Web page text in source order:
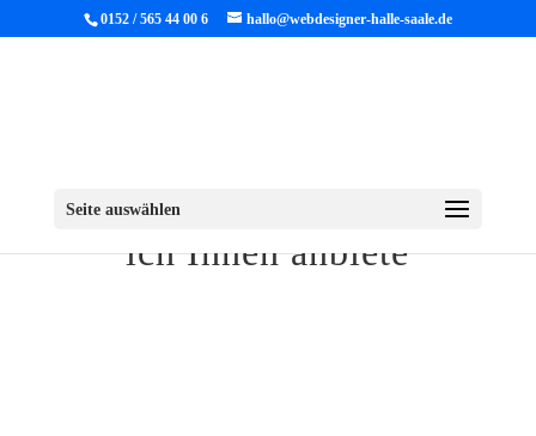
0152 / 565 44 00 6 hallo@webdesigner-halle-saale.de
Seite auswählen
ich Ihnen anbiete